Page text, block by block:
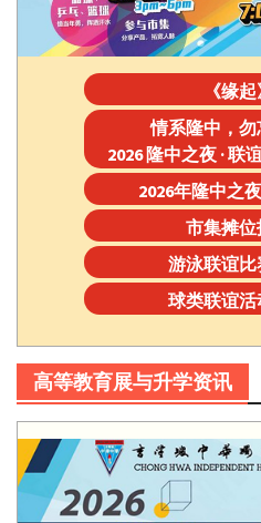
《缘起
情系隆中，勿
2026 隆中之夜 · 联
2026年隆中之
市集摊位
游泳联谊比
球类联谊活
高等教育展与升学资讯